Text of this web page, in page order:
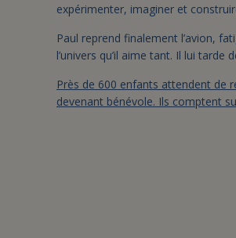
expérimenter, imaginer et
Paul reprend finalement l’avion,
l’univers qu’il aime tant. Il lui
Près de 600 enfants attendent de
devenant bénévole. Ils comptent